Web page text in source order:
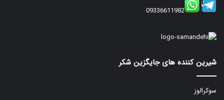
09336611982
شیرین کننده های جایگزین شکر
سوکرالوز